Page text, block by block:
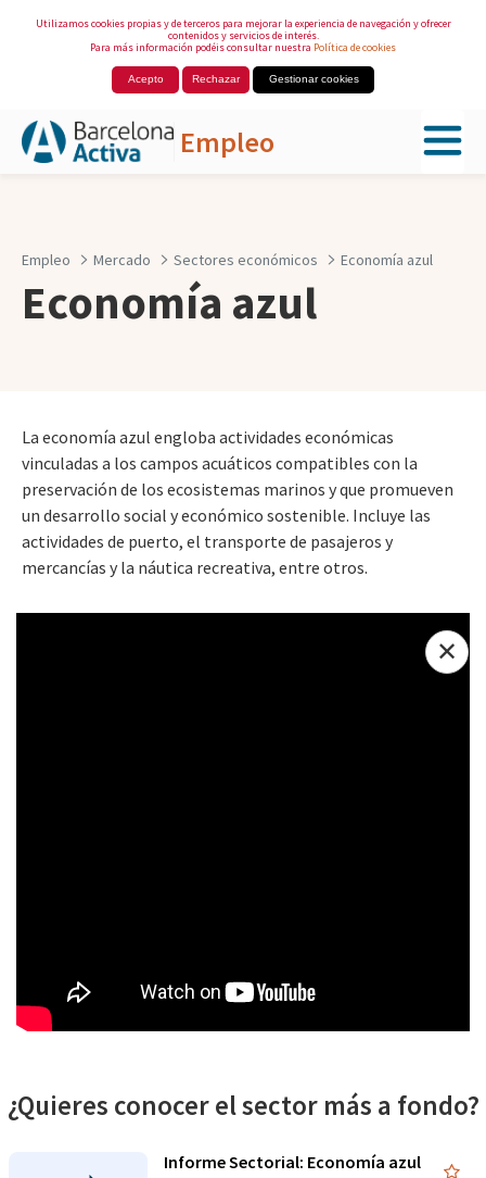
Utilizamos cookies propias y de terceros para mejorar la experiencia de navegación y ofrecer
contenidos y servicios de interés.
Para más información podéis consultar nuestra Política de cookies
Acepto Rechazar Gestionar cookies
Empleo
Empleo Mercado Sectores económicos Economía azul
Economía azul
La economía azul engloba actividades económicas
vinculadas a los campos acuáticos compatibles con la
preservación de los ecosistemas marinos y que promueven
un desarrollo social y económico sostenible. Incluye las
actividades de puerto, el transporte de pasajeros y
mercancías y la náutica recreativa, entre otros.
✕
¿Quieres conocer el sector más a fondo?
Informe Sectorial: Economía azul